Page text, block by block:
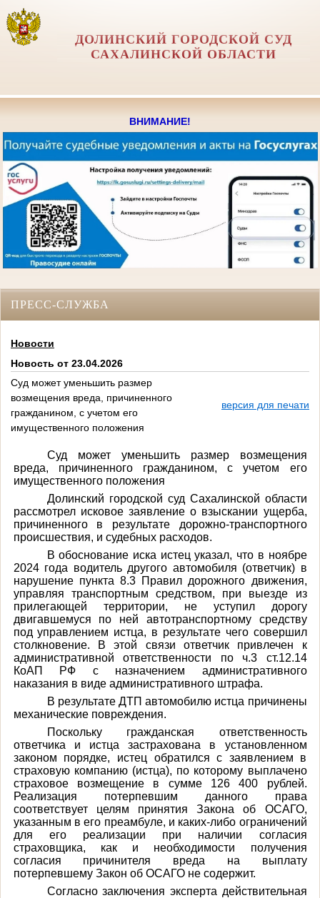
ДОЛИНСКИЙ ГОРОДСКОЙ СУД
САХАЛИНСКОЙ ОБЛАСТИ
ВНИМАНИЕ!
ПРЕСС-СЛУЖБА
Новости
Новость от 23.04.2026
Суд может уменьшить размер
возмещения вреда, причиненного
гражданином, с учетом его
имущественного положения
версия для печати
Суд может уменьшить размер возмещения
вреда, причиненного гражданином, с учетом его
имущественного положения
Долинский городской суд Сахалинской области
рассмотрел исковое заявление о взыскании ущерба,
причиненного в результате дорожно-транспортного
происшествия, и судебных расходов.
В обоснование иска истец указал, что в ноябре
2024 года водитель другого автомобиля (ответчик) в
нарушение пункта 8.3 Правил дорожного движения,
управляя транспортным средством, при выезде из
прилегающей территории, не уступил дорогу
двигавшемуся по ней автотранспортному средству
под управлением истца, в результате чего совершил
столкновение. В этой связи ответчик привлечен к
административной ответственности по ч.3 ст.12.14
КоАП РФ с назначением административного
наказания в виде административного штрафа.
В результате ДТП автомобилю истца причинены
механические повреждения.
Поскольку гражданская ответственность
ответчика и истца застрахована в установленном
законом порядке, истец обратился с заявлением в
страховую компанию (истца), по которому выплачено
страховое возмещение в сумме 126 400 рублей.
Реализация потерпевшим данного права
соответствует целям принятия Закона об ОСАГО,
указанным в его преамбуле, и каких-либо ограничений
для его реализации при наличии согласия
страховщика, как и необходимости получения
согласия причинителя вреда на выплату
потерпевшему Закон об ОСАГО не содержит.
Согласно заключения эксперта действительная